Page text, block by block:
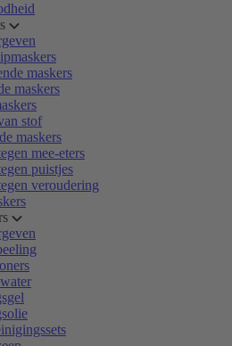
maskers
maskers
stof
maskers
mee-eters
puistjes
veroudering